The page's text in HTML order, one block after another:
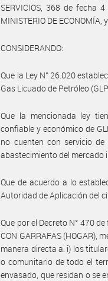
SERVICIOS, 368 de fecha
MINISTERIO DE ECONOMÍA, y
CONSIDERANDO:
Que la Ley N° 26.020
Gas Licuado de Petróleo
Que la mencionada ley
confiable y económico de
no cuenten con servicio
abastecimiento del mercado
Que de acuerdo a lo
Autoridad de Aplicación del
Que por el Decreto N° 470
CON GARRAFAS (HOGAR),
manera directa a: i) los
o comunitario de todo el
envasado, que residan o se